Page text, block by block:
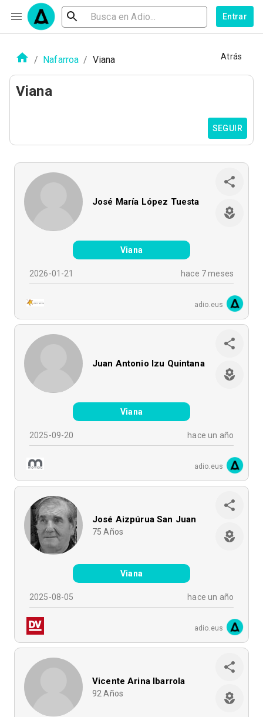
Entrar
/ Nafarroa / Viana Atrás
Viana
SEGUIR
José María López Tuesta
Viana
2026-01-21 hace 7 meses
adio.eus
Juan Antonio Izu Quintana
Viana
2025-09-20 hace un año
adio.eus
José Aizpúrua San Juan
75 Años
Viana
2025-08-05 hace un año
adio.eus
Vicente Arina Ibarrola
92 Años